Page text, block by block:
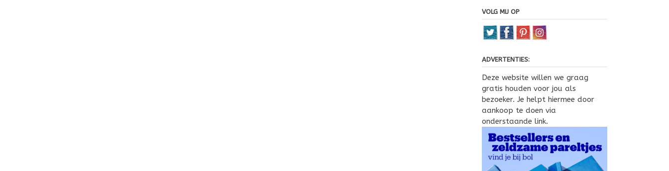
VOLG MIJ OP
ADVERTENTIES:
Deze website willen we graag
gratis houden voor jou als
bezoeker. Je helpt hiermee door
aankoop te doen via
onderstaande link.